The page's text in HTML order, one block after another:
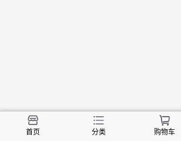
首页 分类 购物车